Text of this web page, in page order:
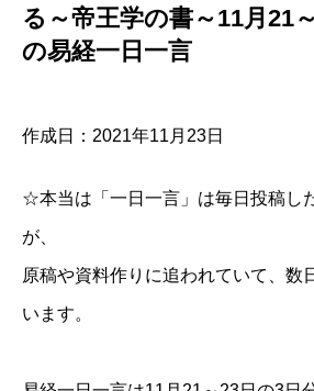
る～帝王学の書～11月21
の易経一日一言
作成日：2021年11月23日
​​​​​​​​☆本当は「一日一言」は毎日投稿し
が、
原稿や資料作りに追われていて、数
います。